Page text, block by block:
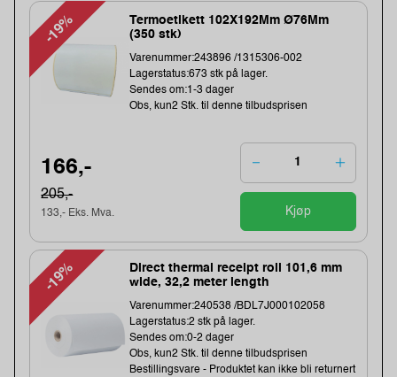
-19%
Termoetikett 102X192Mm Ø76Mm
(350 stk)
Varenummer:243896 /1315306-002
Lagerstatus:673 stk på lager.
Sendes om:1-3 dager
Obs, kun2 Stk. til denne tilbudsprisen
166,-
205,-
133,- Eks. Mva. Kjøp
-19%
Direct thermal receipt roll 101,6 mm
wide, 32,2 meter length
Varenummer:240538 /BDL7J000102058
Lagerstatus:2 stk på lager.
Sendes om:0-2 dager
Obs, kun2 Stk. til denne tilbudsprisen
Bestillingsvare - Produktet kan ikke bli returnert